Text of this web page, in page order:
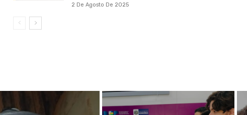
2 De Agosto De 2025